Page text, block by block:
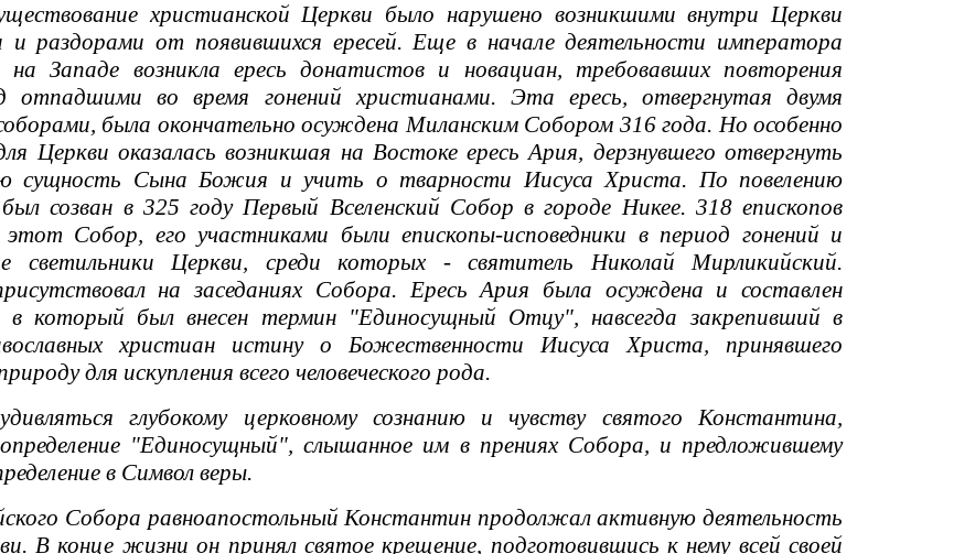
христианской Церкви было нарушено возникшими внутри Церкви
и раздорами от появившихся ересей. Еще в начале деятельности императора
Западе возникла ересь донатистов и новациан, требовавших повторения
отпадшими во время гонений христианами. Эта ересь, отвергнутая двумя
была окончательно осуждена Миланским Собором 316 года. Но особенно
Церкви оказалась возникшая на Востоке ересь Ария, дерзнувшего отвергнуть
сущность Сына Божия и учить о тварности Иисуса Христа. По повелению
созван в 325 году Первый Вселенский Собор в городе Никее. 318 епископов
этот Собор, его участниками были епископы-исповедники в период гонений и
светильники Церкви, среди которых - святитель Николай Мирликийский.
на заседаниях Собора. Ересь Ария была осуждена и составлен
в который был внесен термин "Единосущный Отцу", навсегда закрепивший в
христиан истину о Божественности Иисуса Христа, принявшего
для искупления всего человеческого рода.
глубокому церковному сознанию и чувству святого Константина,
"Единосущный", слышанное им в прениях Собора, и предложившему
в Символ веры.
Собора равноапостольный Константин продолжал активную деятельность
В конце жизни он принял святое крещение, подготовившись к нему всей своей